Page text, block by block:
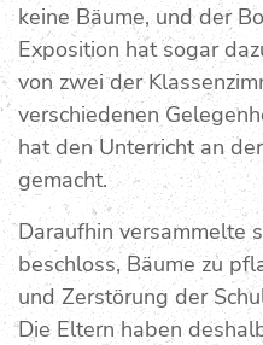
keine Bäume, und der
Exposition hat sogar
von zwei der
verschiedenen
hat den Unterricht an
gemacht.
Daraufhin versammelte
beschloss, Bäume zu
und Zerstörung der
Die Eltern haben